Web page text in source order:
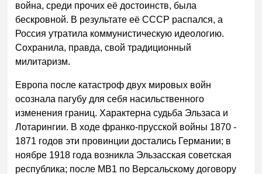
война, среди прочих её достоинств, была
бескровной. В результате её СССР распался, а
Россия утратила коммунистическую идеологию.
Сохранила, правда, свой традиционный
милитаризм.
Европа после катастроф двух мировых войн
осознала пагубу для себя насильственного
изменения границ. Характерна судьба Эльзаса и
Лотарингии. В ходе франко-прусской войны 1870 -
1871 годов эти провинции достались Германии; в
ноябре 1918 года возникла Эльзасская советская
республика; после МВ1 по Версальскому договору